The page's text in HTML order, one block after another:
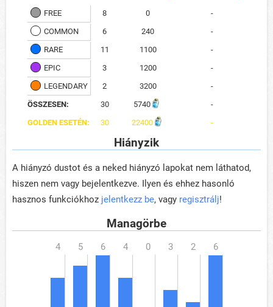
FREE
8 0
-
COMMON
6 240
-
RARE
11 1100
-
EPIC
3 1200
-
LEGENDARY
2 3200
-
ÖSSZESEN:
30 5740
-
GOLDEN ESETÉN:
30 22400 -
Hiányzik
A hiányzó dustot és a neked hiányzó lapokat nem láthatod,
hiszen nem vagy bejelentkezve. Ilyen és ehhez hasonló
hasznos funkciókhoz jelentkezz be, vagy regisztrálj!
Managörbe